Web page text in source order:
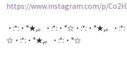
https://www.instagram.com/p/
・:*:・°★,。・:*:・°☆・:*:・°★,。・
☆・:*:・°★,。・:*:・°☆